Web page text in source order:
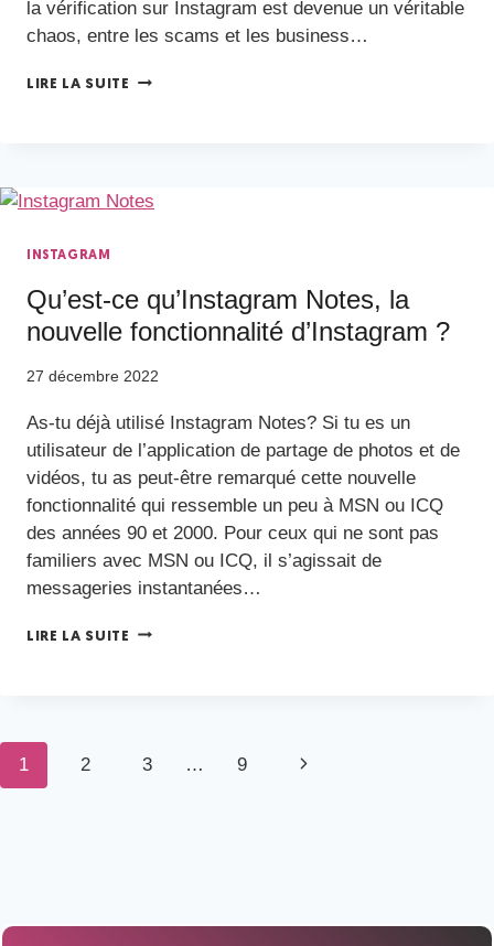
la vérification sur Instagram est devenue un véritable
chaos, entre les scams et les business…
LIRE LA SUITE
INSTAGRAM
Qu’est-ce qu’Instagram Notes, la
nouvelle fonctionnalité d’Instagram ?
27 décembre 2022
As-tu déjà utilisé Instagram Notes? Si tu es un
utilisateur de l’application de partage de photos et de
vidéos, tu as peut-être remarqué cette nouvelle
fonctionnalité qui ressemble un peu à MSN ou ICQ
des années 90 et 2000. Pour ceux qui ne sont pas
familiers avec MSN ou ICQ, il s’agissait de
messageries instantanées…
LIRE LA SUITE
1 2 3 … 9